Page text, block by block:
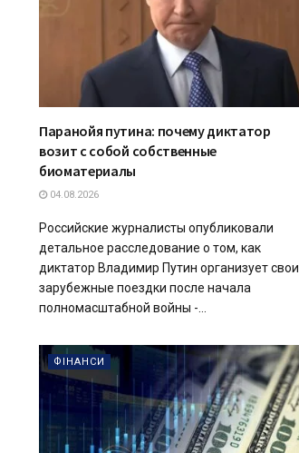
Паранойя путина: почему диктатор
возит с собой собственные
биоматериалы
04.08.2026
Российские журналисты опубликовали
детальное расследование о том, как
диктатор Владимир Путин организует свои
зарубежные поездки после начала
полномасштабной войны -...
ФІНАНСИ